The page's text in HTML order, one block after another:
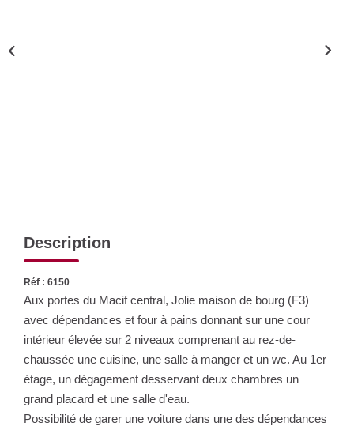
Description
Réf : 6150
Aux portes du Macif central, Jolie maison de bourg (F3)
avec dépendances et four à pains donnant sur une cour
intérieur élevée sur 2 niveaux comprenant au rez-de-
chaussée une cuisine, une salle à manger et un wc. Au 1er
étage, un dégagement desservant deux chambres un
grand placard et une salle d'eau.
Possibilité de garer une voiture dans une des dépendances